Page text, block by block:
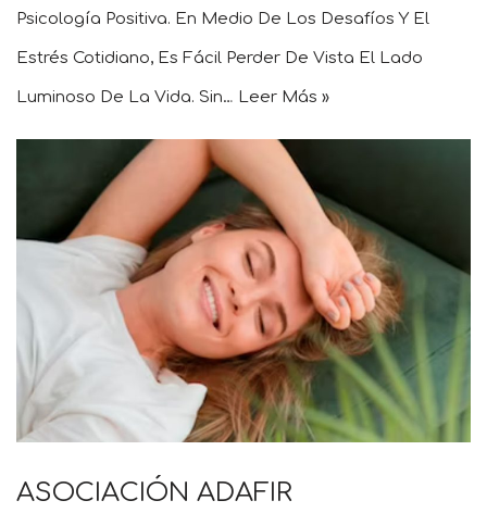
Psicología Positiva. En Medio De Los Desafíos Y El
Estrés Cotidiano, Es Fácil Perder De Vista El Lado
Luminoso De La Vida. Sin… Leer Más »
ASOCIACIÓN ADAFIR